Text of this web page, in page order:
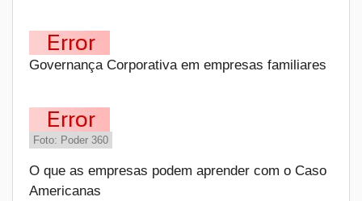
Governança Corporativa em empresas familiares
Foto: Poder 360
O que as empresas podem aprender com o Caso
Americanas